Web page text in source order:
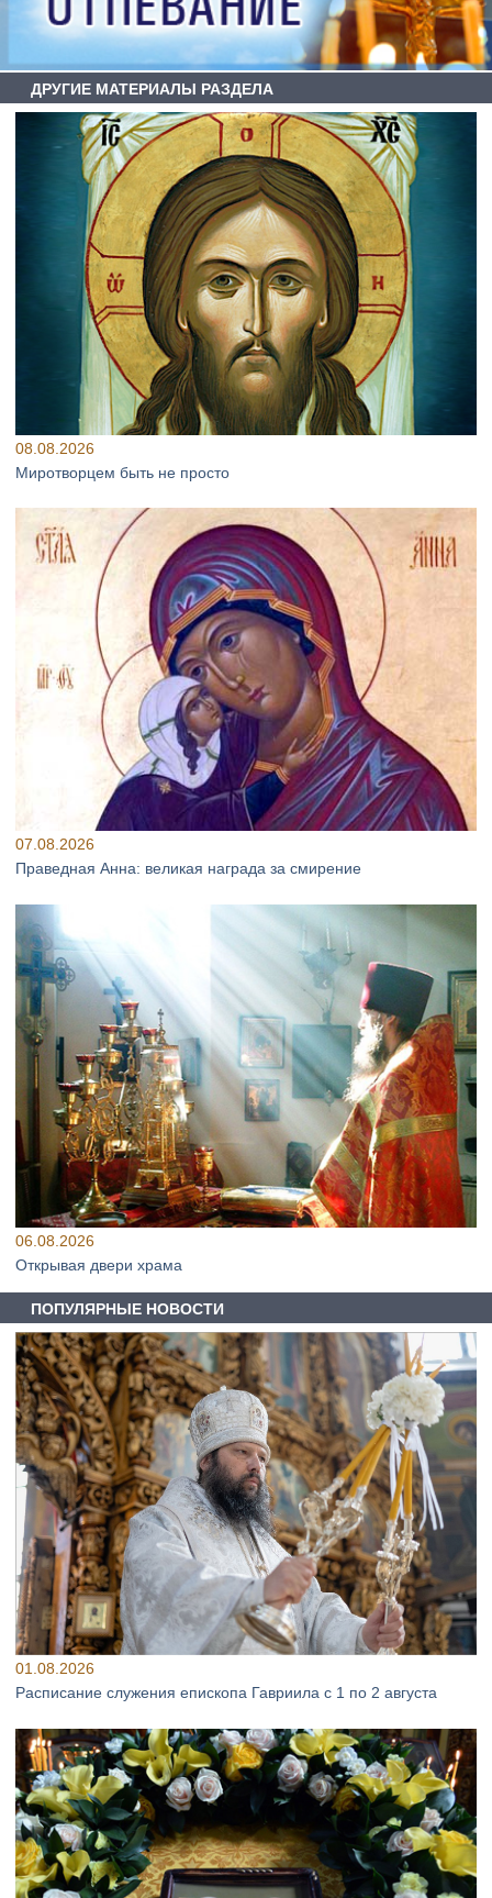
ДРУГИЕ МАТЕРИАЛЫ РАЗДЕЛА
08.08.2026
Миротворцем быть не просто
07.08.2026
Праведная Анна: великая награда за смирение
06.08.2026
Открывая двери храма
ПОПУЛЯРНЫЕ НОВОСТИ
01.08.2026
Расписание служения епископа Гавриила с 1 по 2 августа